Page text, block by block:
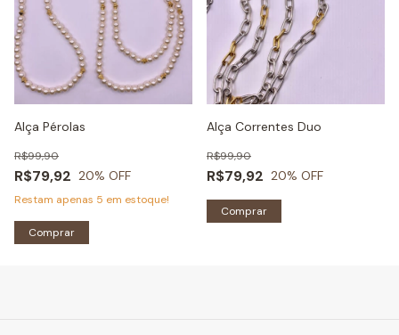
Alça Pérolas
R$79,92
R$99,90
20% OFF
Restam apenas 5 em estoque!
Alça Correntes Duo
R$79,92
R$99,90
20% OFF
Comprar